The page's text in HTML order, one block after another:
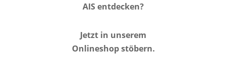
AIS entdecken?
Jetzt in unserem
Onlineshop stöbern.